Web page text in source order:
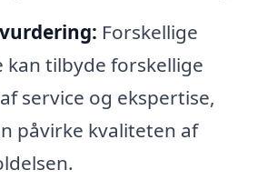
Forskellige
kan tilbyde forskellige
service og ekspertise,
påvirke kvaliteten af